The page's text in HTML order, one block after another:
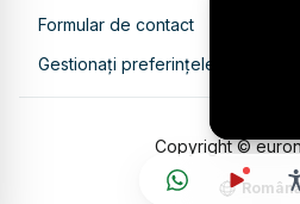
Formular de contact
Gestionați preferințele
Copyright ©
Română